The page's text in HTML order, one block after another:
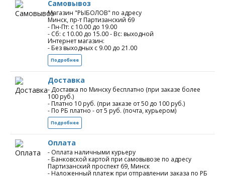
Самовывоз
Магазин "РЫБОЛОВ" по адресу
Минск, пр-т Партизанский 69
- Пн-Пт: с 10.00 до 19.00
- Сб: с 10.00 до 15.00 - Вс: выходной
Интернет магазин:
- Без выходных с 9.00 до 21.00
Подробнее
Доставка
- Доставка по Минску бесплатно (при заказе более
100 руб.)
- Платно 10 руб. (при заказе от 50 до 100 руб.)
- По РБ платно - от 5 руб. (почта, курьером)
Подробнее
Оплата
- Оплата наличными курьеру
- Банковской картой при самовывозе по адресу
Партизанский проспект 69, Минск
- Наложенный платеж при отправлении заказа по РБ